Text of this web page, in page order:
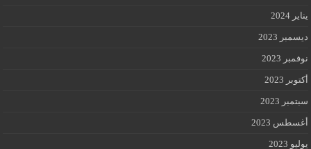
يناير 2024
ديسمبر 2023
نوفمبر 2023
أكتوبر 2023
سبتمبر 2023
أغسطس 2023
يوليو 2023